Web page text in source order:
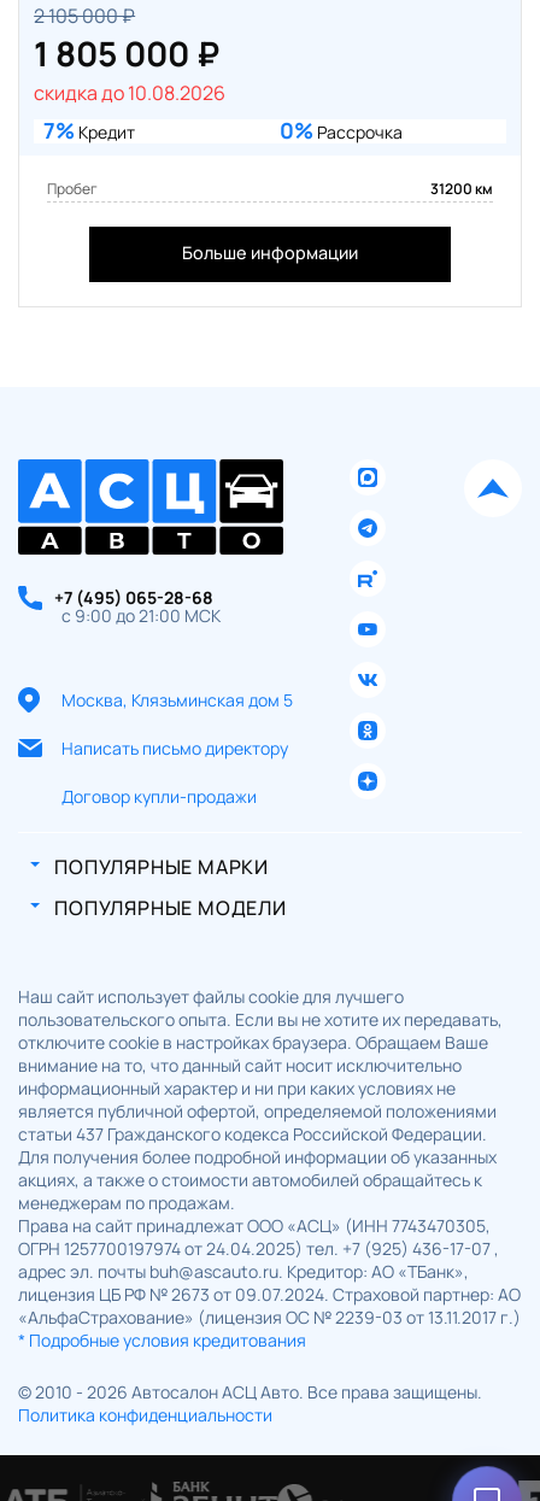
2 105 000 ₽
1 805 000 ₽
скидка до 10.08.2026
7% Кредит 0% Рассрочка
Пробег 31200 км
Больше информации
+7 (495) 065-28-68
с 9:00 до 21:00 МСК
Москва, Клязьминская дом 5
Написать письмо директору
Договор купли-продажи
ПОПУЛЯРНЫЕ МАРКИ
ПОПУЛЯРНЫЕ МОДЕЛИ
Наш сайт использует файлы cookie для лучшего
пользовательского опыта. Если вы не хотите их передавать,
отключите cookie в настройках браузера. Обращаем Ваше
внимание на то, что данный сайт носит исключительно
информационный характер и ни при каких условиях не
является публичной офертой, определяемой положениями
статьи 437 Гражданского кодекса Российской Федерации.
Для получения более подробной информации об указанных
акциях, а также о стоимости автомобилей обращайтесь к
менеджерам по продажам.
Права на сайт принадлежат ООО «АСЦ» (ИНН 7743470305,
ОГРН 1257700197974 от 24.04.2025) тел. +7 (925) 436-17-07 ,
адрес эл. почты buh@ascauto.ru. Кредитор: АО «ТБанк»,
лицензия ЦБ РФ № 2673 от 09.07.2024. Страховой партнер: АО
«АльфаСтрахование» (лицензия ОС № 2239-03 от 13.11.2017 г.)
* Подробные условия кредитования
© 2010 - 2026 Автосалон АСЦ Авто. Все права защищены.
Политика конфиденциальности